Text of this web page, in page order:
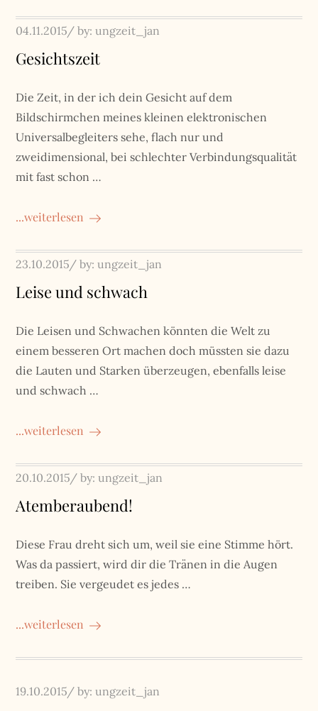
Posted
04.11.2015 by:ungzeit_jan
Gesichtszeit
Die Zeit, in der ich dein Gesicht auf dem
Bildschirmchen meines kleinen elektronischen
Universalbegleiters sehe, flach nur und
zweidimensional, bei schlechter Verbindungsqualität
mit fast schon …
...weiterlesen
Posted
23.10.2015 by:ungzeit_jan
Leise und schwach
Die Leisen und Schwachen könnten die Welt zu
einem besseren Ort machen doch müssten sie dazu
die Lauten und Starken überzeugen, ebenfalls leise
und schwach …
...weiterlesen
Posted
20.10.2015 by:ungzeit_jan
Atemberaubend!
Diese Frau dreht sich um, weil sie eine Stimme hört.
Was da passiert, wird dir die Tränen in die Augen
treiben. Sie vergeudet es jedes …
...weiterlesen
Posted
19.10.2015 by:ungzeit_jan